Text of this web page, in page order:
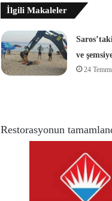
İlgili Makaleler
ve
24
Restorasyonun